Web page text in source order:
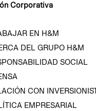
Corporativa
EN H&M
DEL GRUPO H&M
SOCIAL
CON
EMPRESARIAL